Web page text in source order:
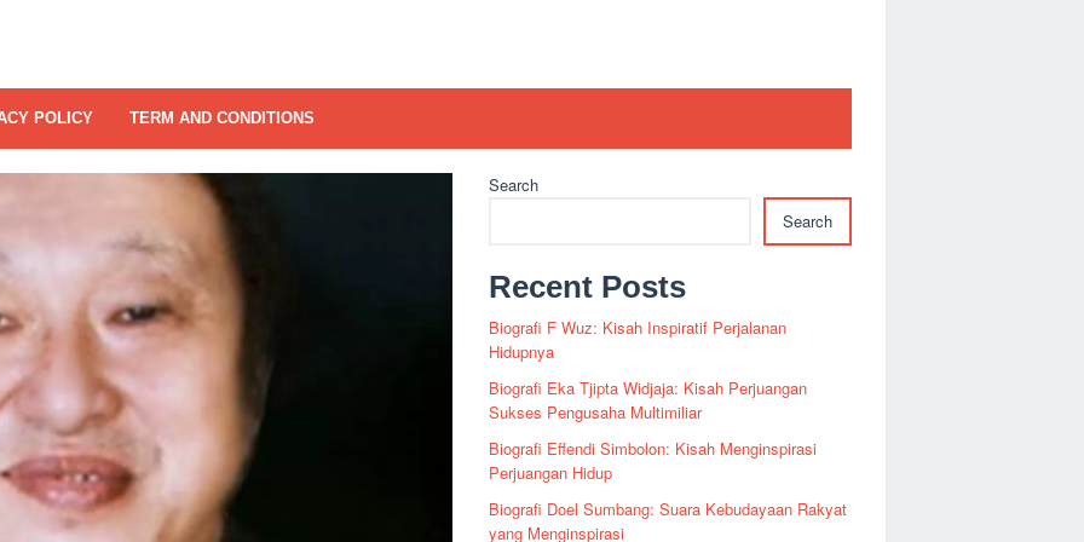
POLICY TERM AND CONDITIONS
Search
Search
Recent Posts
Biografi F Wuz: Kisah Inspiratif Perjalanan
Hidupnya
Biografi Eka Tjipta Widjaja: Kisah Perjuangan
Sukses Pengusaha Multimiliar
Biografi Effendi Simbolon: Kisah Menginspirasi
Perjuangan Hidup
Biografi Doel Sumbang: Suara Kebudayaan Rakyat
yang Menginspirasi